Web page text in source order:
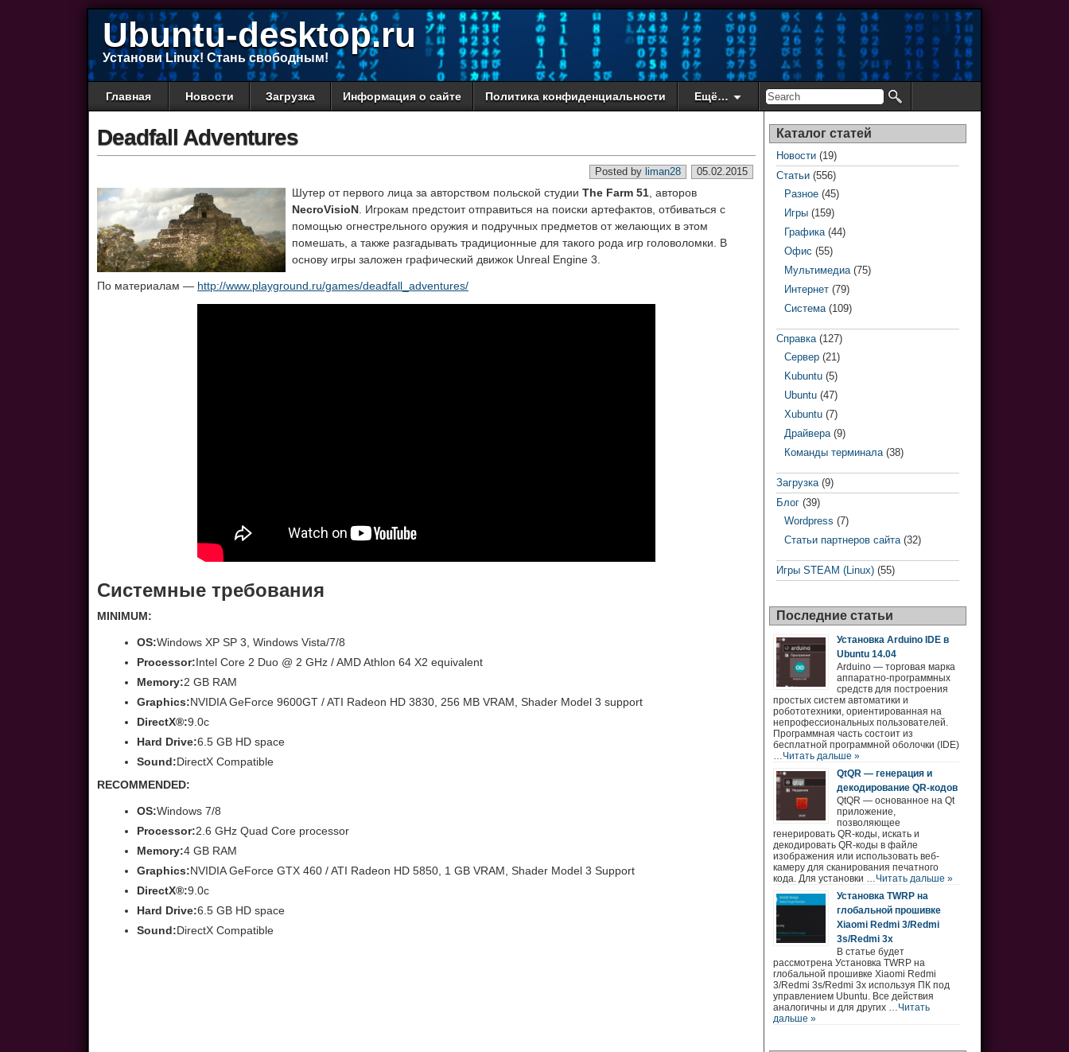
Ubuntu-desktop.ru
Установи Linux! Стань свободным!
Главная Новости Загрузка Информация о сайте Политика конфиденциальности Ещё…
Deadfall Adventures
05.02.2015
Posted by liman28
Шутер от первого лица за авторством польской студии The Farm 51 , авторов
NecroVisioN . Игрокам предстоит отправиться на поиски артефактов, отбиваться с
помощью огнестрельного оружия и подручных предметов от желающих в этом
помешать, а также разгадывать традиционные для такого рода игр головоломки. В
основу игры заложен графический движок Unreal Engine 3.
По материалам — http://www.playground.ru/games/deadfall_adventures/
Системные требования
MINIMUM:
OS:Windows XP SP 3, Windows Vista/7/8
Processor:Intel Core 2 Duo @ 2 GHz / AMD Athlon 64 X2 equivalent
Memory:2 GB RAM
Graphics:NVIDIA GeForce 9600GT / ATI Radeon HD 3830, 256 MB VRAM, Shader Model 3 support
DirectX®:9.0c
Hard Drive:6.5 GB HD space
Sound:DirectX Compatible
RECOMMENDED:
OS:Windows 7/8
Processor:2.6 GHz Quad Core processor
Memory:4 GB RAM
Graphics:NVIDIA GeForce GTX 460 / ATI Radeon HD 5850, 1 GB VRAM, Shader Model 3 Support
DirectX®:9.0c
Hard Drive:6.5 GB HD space
Sound:DirectX Compatible
Каталог статей
Новости (19)
Статьи (556)
Разное (45)
Игры (159)
Графика(44)
Офис (55)
Мультимедиа(75)
Интернет (79)
Система(109)
Справка(127)
Сервер (21)
Kubuntu (5)
Ubuntu (47)
Xubuntu (7)
Драйвера(9)
Команды терминала(38)
Загрузка(9)
Блог (39)
Wordpress (7)
Статьи партнеров сайта(32)
Игры STEAM (Linux) (55)
Последние статьи
Установка Arduino IDE в
Ubuntu 14.04
Arduino — торговая марка
аппаратно-программных
средств для построения
простых систем автоматики и
робототехники, ориентированная на
непрофессиональных пользователей.
Программная часть состоит из
бесплатной программной оболочки (IDE)
…Читать дальше »
QtQR — генерация и
декодирование QR-кодов
QtQR — основанное на Qt
приложение,
позволяющее
генерировать QR-коды, искать и
декодировать QR-коды в файле
изображения или использовать веб-
камеру для сканирования печатного
кода. Для установки …Читать дальше »
Установка TWRP на
глобальной прошивке
Xiaomi Redmi 3/Redmi
3s/Redmi 3x
В статье будет
рассмотрена Установка TWRP на
глобальной прошивке Xiaomi Redmi
3/Redmi 3s/Redmi 3x используя ПК под
управлением Ubuntu. Все действия
аналогичны и для других …Читать
дальше »